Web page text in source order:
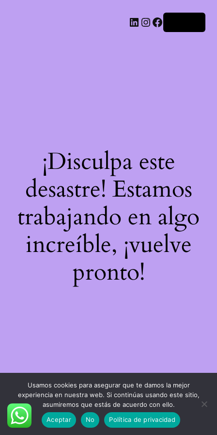
LinkedIn
Instagram
Facebook
¡Disculpa este
desastre! Estamos
trabajando en algo
increíble, ¡vuelve
pronto!
Usamos cookies para asegurar que te damos la mejor
experiencia en nuestra web. Si continúas usando este sitio,
asumiremos que estás de acuerdo con ello.
Aceptar
No Política de privacidad